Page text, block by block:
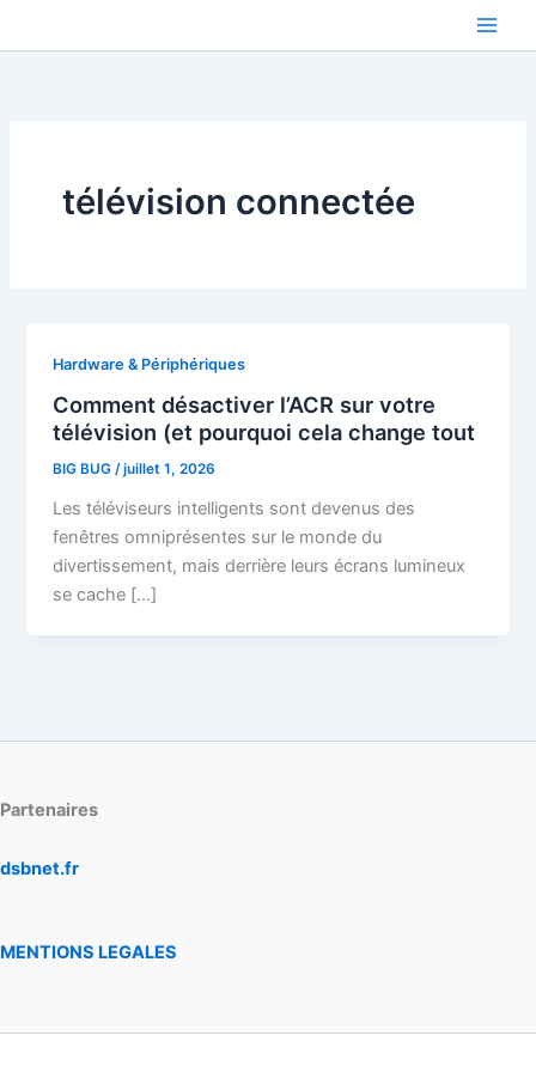
télévision connectée
Hardware & Périphériques
Comment désactiver l’ACR sur votre
télévision (et pourquoi cela change tout
BIG BUG/juillet 1, 2026
Les téléviseurs intelligents sont devenus des
fenêtres omniprésentes sur le monde du
divertissement, mais derrière leurs écrans lumineux
se cache […]
Partenaires
dsbnet.fr
MENTIONS LEGALES